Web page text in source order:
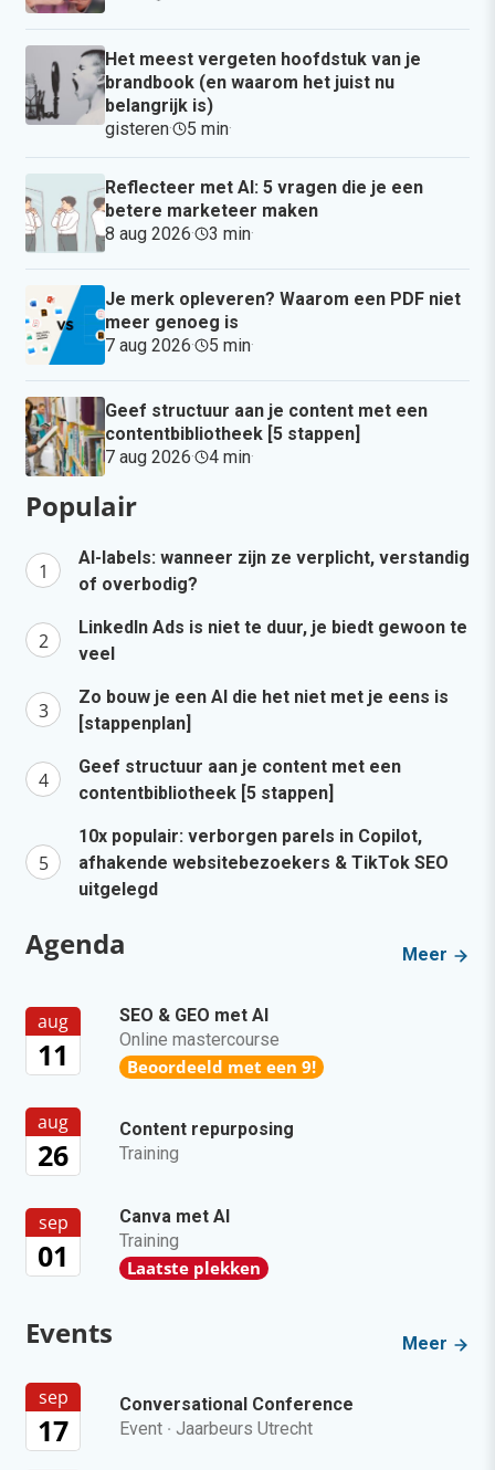
Het meest vergeten hoofdstuk van je
brandbook (en waarom het juist nu
belangrijk is)
gisteren· 5 min·
Reflecteer met AI: 5 vragen die je een
betere marketeer maken
8 aug 2026· 3 min·
Je merk opleveren? Waarom een PDF niet
meer genoeg is
7 aug 2026· 5 min·
Geef structuur aan je content met een
contentbibliotheek [5 stappen]
7 aug 2026· 4 min·
Populair
AI-labels: wanneer zijn ze verplicht, verstandig
of overbodig?
LinkedIn Ads is niet te duur, je biedt gewoon te
veel
Zo bouw je een AI die het niet met je eens is
[stappenplan]
Geef structuur aan je content met een
contentbibliotheek [5 stappen]
10x populair: verborgen parels in Copilot,
afhakende websitebezoekers & TikTok SEO
uitgelegd
Agenda Meer
aug
11
SEO & GEO met AI
Online mastercourse
Beoordeeld met een 9!
aug
26
Content repurposing
Training
sep
01
Canva met AI
Training
Laatste plekken
Events Meer
sep
17
Conversational Conference
Event · Jaarbeurs Utrecht